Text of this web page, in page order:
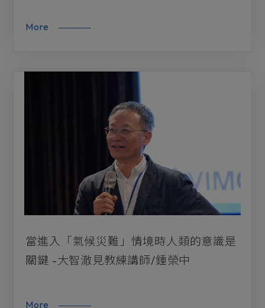
More
當進入「氣候災難」情境時人類的意識是
關鍵 -大智澈見教練講師/鍾榮中
More